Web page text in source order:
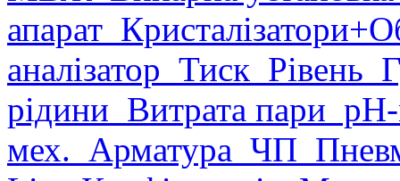
апарат Кристалізатори
аналізатор Тиск Рівень
рідини Витрата пари
мех. Арматура ЧП